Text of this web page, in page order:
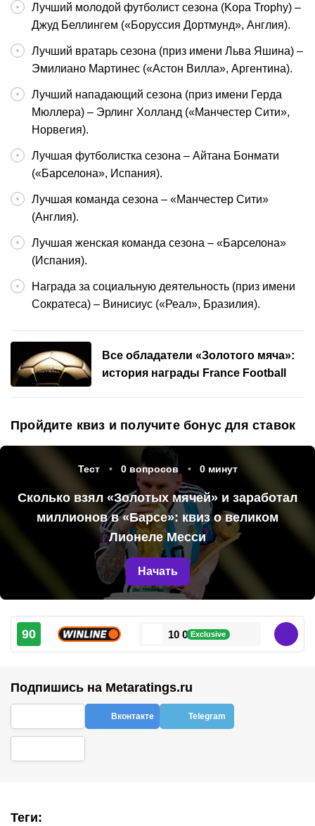
Лучший молодой футболист сезона (Kopa Trophy) –
Джуд Беллингем («Боруссия Дортмунд», Англия).
Лучший вратарь сезона (приз имени Льва Яшина) –
Эмилиано Мартинес («Астон Вилла», Аргентина).
Лучший нападающий сезона (приз имени Герда
Мюллера) – Эрлинг Холланд («Манчестер Сити»,
Норвегия).
Лучшая футболистка сезона – Айтана Бонмати
(«Барселона», Испания).
Лучшая команда сезона – «Манчестер Сити»
(Англия).
Лучшая женская команда сезона – «Барселона»
(Испания).
Награда за социальную деятельность (приз имени
Сократеса) – Винисиус («Реал», Бразилия).
Все обладатели «Золотого мяча»:
история награды France Football
Пройдите квиз и получите бонус для ставок
Тест 0 вопросов 0 минут
Сколько взял «Золотых мячей» и заработал
миллионов в «Барсе»: квиз о великом
Лионеле Месси
Начать
90 10 000 ₽Exclusive
Подпишись на Metaratings.ru
Вконтакте Telegram
Теги: